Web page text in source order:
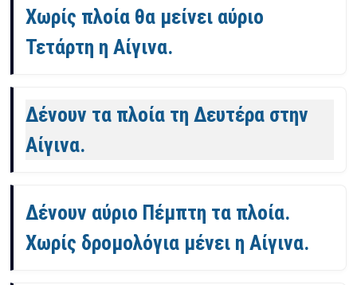
Χωρίς πλοία θα μείνει αύριο
Τετάρτη η Αίγινα.
Δένουν τα πλοία τη Δευτέρα στην
Αίγινα.
Δένουν αύριο Πέμπτη τα πλοία.
Χωρίς δρομολόγια μένει η Αίγινα.